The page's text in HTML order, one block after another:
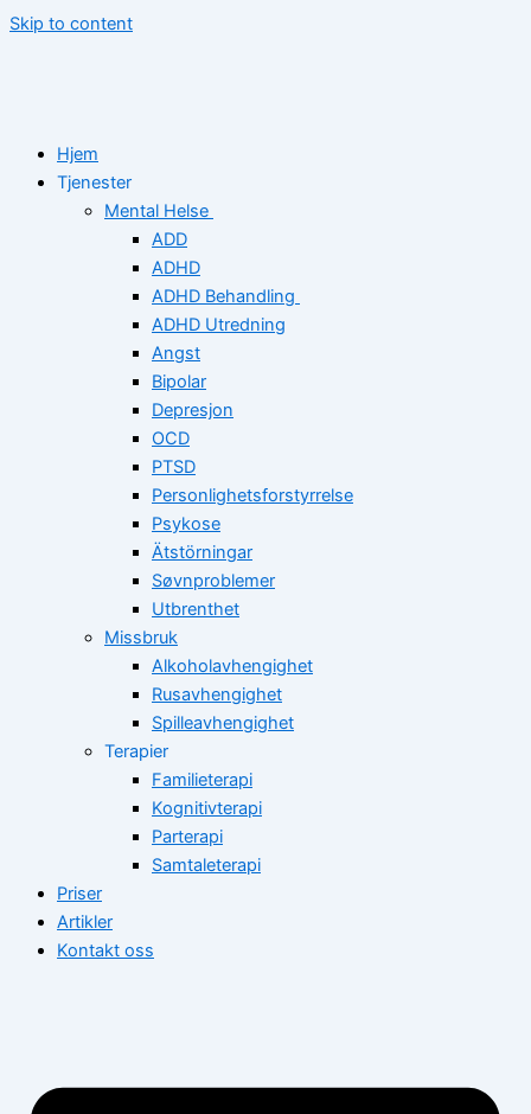
Skip to content
Hjem
Tjenester
Mental Helse
ADD
ADHD
ADHD Behandling
ADHD Utredning
Angst
Bipolar
Depresjon
OCD
PTSD
Personlighetsforstyrrelse
Psykose
Ätstörningar
Søvnproblemer
Utbrenthet
Missbruk
Alkoholavhengighet
Rusavhengighet
Spilleavhengighet
Terapier
Familieterapi
Kognitivterapi
Parterapi
Samtaleterapi
Priser
Artikler
Kontakt oss